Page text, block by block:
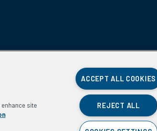
enhance site
ACCEPT ALL COOKIES
REJECT ALL